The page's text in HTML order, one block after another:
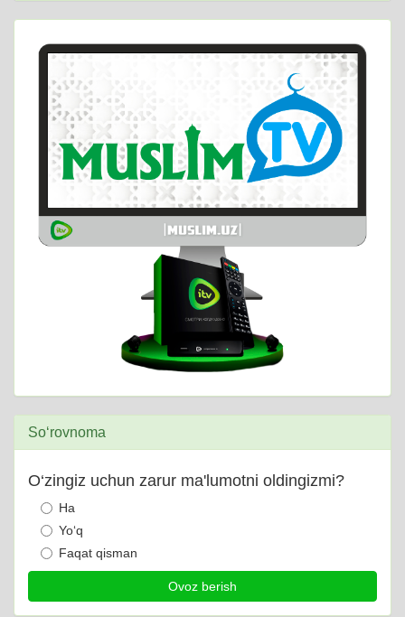
So‘rovnoma
O‘zingiz uchun zarur ma'lumotni oldingizmi?
Ha
Yo‘q
Faqat qisman